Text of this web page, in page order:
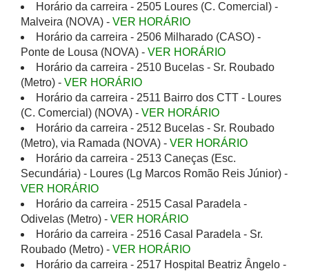
Horário da carreira - 2505 Loures (C. Comercial) -
Malveira (NOVA) - VER HORÁRIO
Horário da carreira - 2506 Milharado (CASO) -
Ponte de Lousa (NOVA) - VER HORÁRIO
Horário da carreira - 2510 Bucelas - Sr. Roubado
(Metro) - VER HORÁRIO
Horário da carreira - 2511 Bairro dos CTT - Loures
(C. Comercial) (NOVA) - VER HORÁRIO
Horário da carreira - 2512 Bucelas - Sr. Roubado
(Metro), via Ramada (NOVA) - VER HORÁRIO
Horário da carreira - 2513 Caneças (Esc.
Secundária) - Loures (Lg Marcos Romão Reis Júnior) -
VER HORÁRIO
Horário da carreira - 2515 Casal Paradela -
Odivelas (Metro) - VER HORÁRIO
Horário da carreira - 2516 Casal Paradela - Sr.
Roubado (Metro) - VER HORÁRIO
Horário da carreira - 2517 Hospital Beatriz Ângelo -